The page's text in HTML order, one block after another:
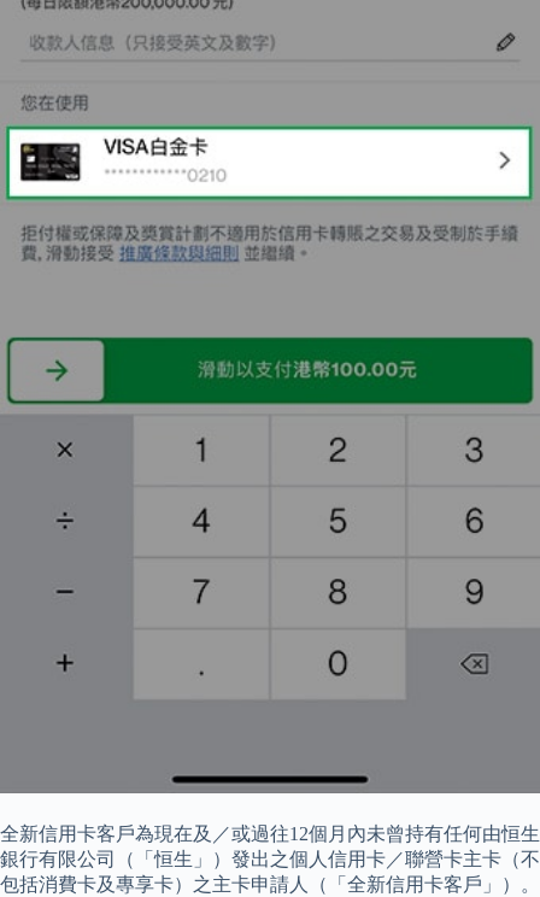
全新信用卡客戶為現在及／或過往12個月內未曾持有任何由恒生
銀行有限公司（「恒生」）發出之個人信用卡／聯營卡主卡（不
包括消費卡及專享卡）之主卡申請人（「全新信用卡客戶」）。